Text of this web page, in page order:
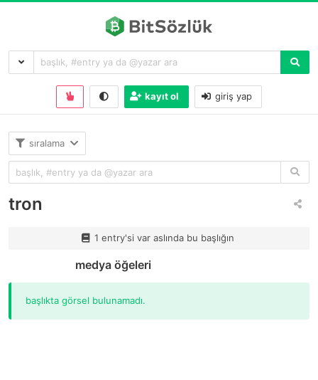
kayıt ol giriş yap
sıralama
tron
1 entry'si var aslında bu başlığın
medya öğeleri
başlıkta görsel bulunamadı.